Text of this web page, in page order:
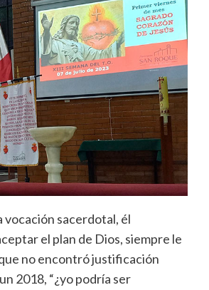
vocación sacerdotal, él
el plan de Dios, siempre le
no encontró justificación
2018, “¿yo podría ser